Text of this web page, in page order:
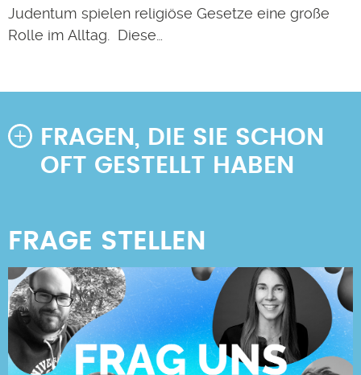
Judentum spielen religiöse Gesetze eine große
Rolle im Alltag. Diese…
FRAGEN, DIE SIE SCHON
OFT GESTELLT HABEN